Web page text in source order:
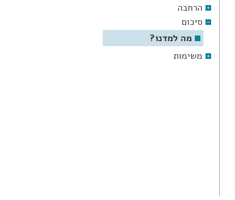
הרחבה
סיכום
מה למדנו?
משימות